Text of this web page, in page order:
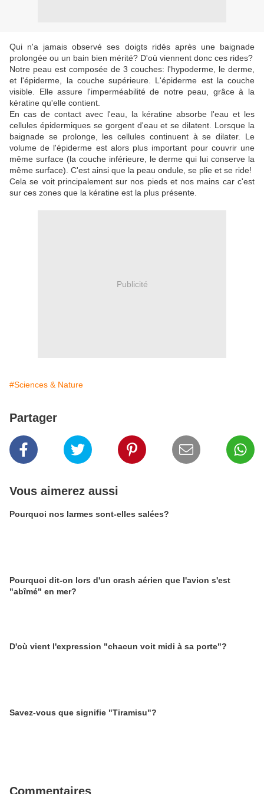
Qui n'a jamais observé ses doigts ridés après une baignade
prolongée ou un bain bien mérité? D'où viennent donc ces rides?
Notre peau est composée de 3 couches: l'hypoderme, le derme,
et l'épiderme, la couche supérieure. L'épiderme est la couche
visible. Elle assure l'imperméabilité de notre peau, grâce à la
kératine qu'elle contient.
En cas de contact avec l'eau, la kératine absorbe l'eau et les
cellules épidermiques se gorgent d'eau et se dilatent. Lorsque la
baignade se prolonge, les cellules continuent à se dilater. Le
volume de l'épiderme est alors plus important pour couvrir une
même surface (la couche inférieure, le derme qui lui conserve la
même surface). C'est ainsi que la peau ondule, se plie et se ride!
Cela se voit principalement sur nos pieds et nos mains car c'est
sur ces zones que la kératine est la plus présente.
Publicité
#Sciences & Nature
Partager
Vous aimerez aussi
Pourquoi nos larmes sont-elles salées?
Pourquoi dit-on lors d'un crash aérien que l'avion s'est
"abîmé" en mer?
D'où vient l'expression "chacun voit midi à sa porte"?
Savez-vous que signifie "Tiramisu"?
Commentaires